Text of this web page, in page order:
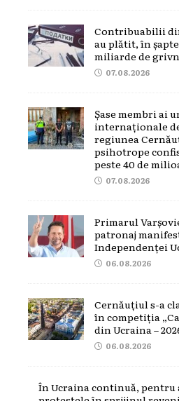
Contribuabilii
au plătit, în
miliarde de
07.08.2026
Șase membri ai
internaționale
regiunea
psihotrope
peste 40 de
07.08.2026
Primarul
patronaj
Independenței
06.08.2026
Cernăuțiul s-a
în competiția
din Ucraina –
06.08.2026
În Ucraina continuă, pentru